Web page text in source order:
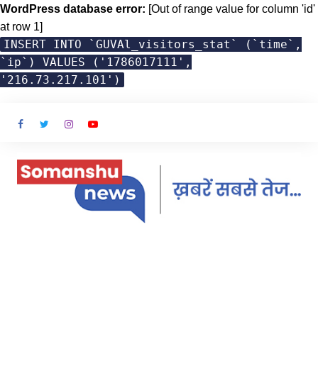
WordPress database error: [Out of range value for column 'id'
at row 1]
INSERT INTO `GUVAl_visitors_stat` (`time`,
`ip`) VALUES ('1786017111',
'216.73.217.101')